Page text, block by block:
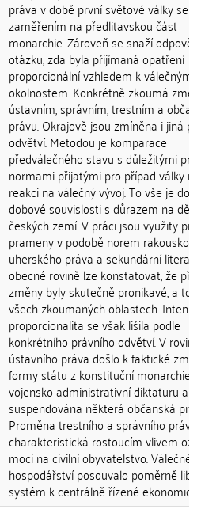
práva v době první světové války se
zaměřením na předlitavskou část
monarchie. Zároveň se snaží
otázku, zda byla přijímaná opatření
proporcionální vzhledem k válečným
okolnostem. Konkrétně zkoumá
ústavním, správním, trestním a
právu. Okrajově jsou zmíněna i jiná
odvětví. Metodou je komparace
předválečného stavu s důležitými
normami přijatými pro případ války
reakci na válečný vývoj. To vše je
dobové souvislosti s důrazem na
českých zemí. V práci jsou využity
prameny v podobě norem rakousko-
uherského práva a sekundární
obecné rovině lze konstatovat, že
změny byly skutečně pronikavé, a to
všech zkoumaných oblastech.
proporcionalita se však lišila podle
konkrétního právního odvětví. V rovině
ústavního práva došlo k faktické
formy státu z konstituční monarchie
vojensko-administrativní diktaturu a
suspendována některá občanská
Proměna trestního a správního práva
charakteristická rostoucím vlivem
moci na civilní obyvatelstvo. Válečné
hospodářství posouvalo poměrně
systém k centrálně řízené ekonomice.